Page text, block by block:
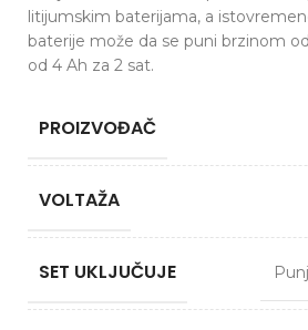
litijumskim baterijama, a
baterije može da se puni brzinom
od 4 Ah za 2 sat.
PROIZVOĐAČ
VOLTAŽA
SET UKLJUČUJE